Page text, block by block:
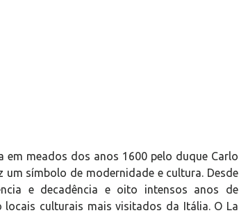
meados dos anos 1600 pelo duque Carlo
um símbolo de modernidade e cultura. Desde
e decadência e oito intensos anos de
culturais mais visitados da Itália. O La